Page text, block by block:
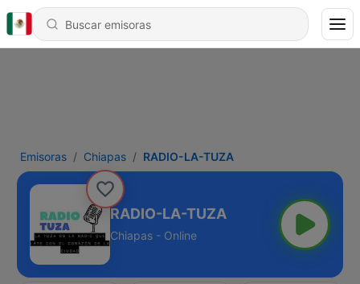
Emisoras Chiapas RADIO-LA-TUZA
RADIO-LA-TUZA
Chiapas - Online